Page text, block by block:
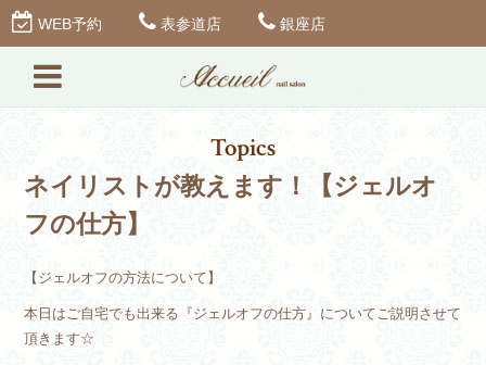
WEB予約 表参道店 銀座店
Topics
ネイリストが教えます！【ジェルオ
フの仕方】
【ジェルオフの方法について】
本日はご自宅でも出来る『ジェルオフの仕方』についてご説明させて
頂きます☆